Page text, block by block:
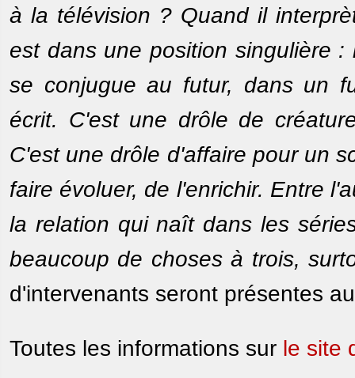
à la télévision ? Quand il
est dans une position singulière
se conjugue au futur, dans un
écrit. C'est une drôle de
C'est une drôle d'affaire pour un
faire évoluer, de l'enrichir. Entre
la relation qui naît dans les
beaucoup de choses à trois,
d'intervenants seront présentes
Toutes les informations sur le site